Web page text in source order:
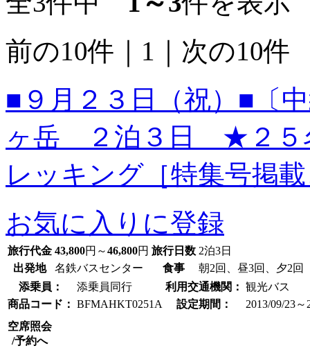
前の10件
1
次の10件
■９月２３日（祝）■〔
ヶ岳 ２泊３日 ★２５
レッキング［特集号掲
お気に入りに登録
旅行代金 43,800円～46,800円 旅行日数 2泊3日
出発地
名鉄バスセンター 食事
朝2回、昼3回、夕2回
添乗員：
添乗員同行 利用交通機関： 観光バス
商品コード： BFMAHKT0251A 設定期間：
2013/09/23～
空席照会
/予約へ